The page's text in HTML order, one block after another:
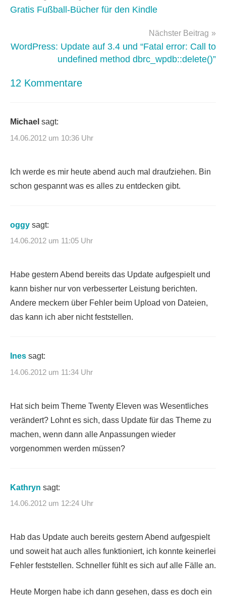
3.4
Gratis Fußball-Bücher für den Kindle
Nächster Beitrag
WordPress: Update auf 3.4 und “Fatal error: Call to
undefined method dbrc_wpdb::delete()”
12 Kommentare
Michael sagt:
14.06.2012 um 10:36 Uhr
Ich werde es mir heute abend auch mal draufziehen. Bin
schon gespannt was es alles zu entdecken gibt.
oggy sagt:
14.06.2012 um 11:05 Uhr
Habe gestern Abend bereits das Update aufgespielt und
kann bisher nur von verbesserter Leistung berichten.
Andere meckern über Fehler beim Upload von Dateien,
das kann ich aber nicht feststellen.
Ines sagt:
14.06.2012 um 11:34 Uhr
Hat sich beim Theme Twenty Eleven was Wesentliches
verändert? Lohnt es sich, dass Update für das Theme zu
machen, wenn dann alle Anpassungen wieder
vorgenommen werden müssen?
Kathryn sagt:
14.06.2012 um 12:24 Uhr
Hab das Update auch bereits gestern Abend aufgespielt
und soweit hat auch alles funktioniert, ich konnte keinerlei
Fehler feststellen. Schneller fühlt es sich auf alle Fälle an.
Heute Morgen habe ich dann gesehen, dass es doch ein